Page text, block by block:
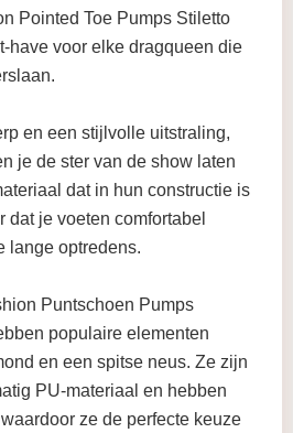
Pointed Toe Pumps Stiletto
have voor elke dragqueen die
en een stijlvolle uitstraling,
je de ster van de show laten
dat in hun constructie is
dat je voeten comfortabel
lange optredens.
Puntschoen Pumps
populaire elementen
en een spitse neus. Ze zijn
PU-materiaal en hebben
ze de perfecte keuze